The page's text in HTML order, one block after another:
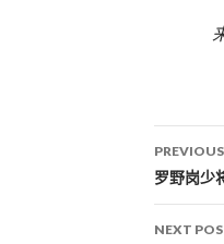
Post
罗野岗少
NEXT